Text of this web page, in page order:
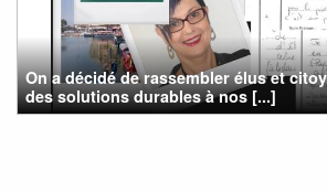
On a décidé de rassembler élus et
des solutions durables à nos [...]